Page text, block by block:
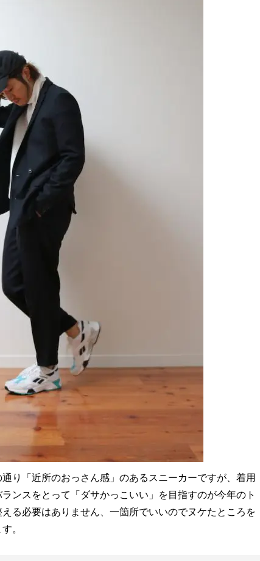
「近所のおっさん感」のあるスニーカーですが、着用
ンスをとって「ダサかっこいい」を目指すのが今年のト
る必要はありません、一箇所でいいのでヌケたところを
。